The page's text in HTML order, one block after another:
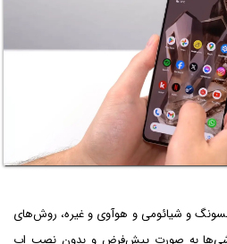
و شیائومی و هوآوی و غیره، روش‌های
به صورت پیش‌فرض و بدون نصب اپ